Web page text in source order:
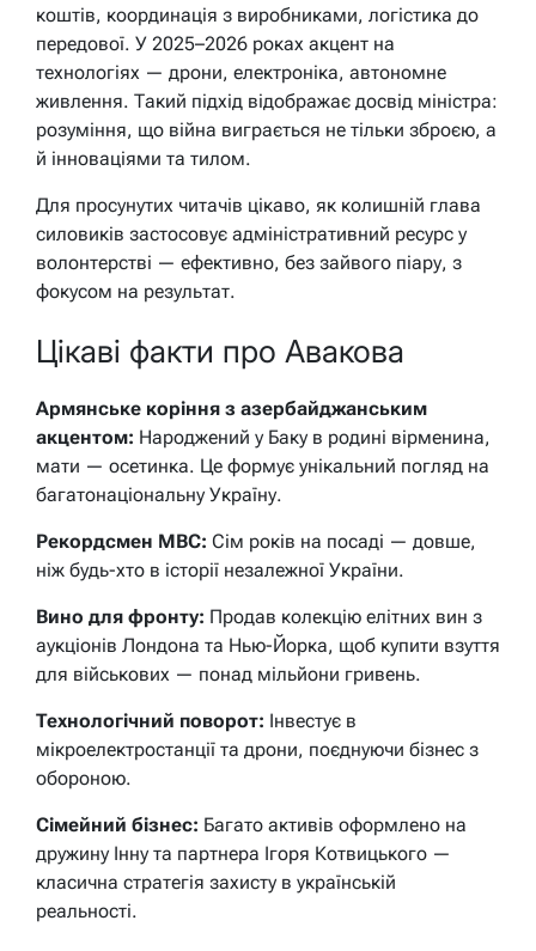
коштів, координація з виробниками, логістика до
передової. У 2025–2026 роках акцент на
технологіях — дрони, електроніка, автономне
живлення. Такий підхід відображає досвід міністра:
розуміння, що війна виграється не тільки зброєю, а
й інноваціями та тилом.
Для просунутих читачів цікаво, як колишній глава
силовиків застосовує адміністративний ресурс у
волонтерстві — ефективно, без зайвого піару, з
фокусом на результат.
Цікаві факти про Авакова
Армянське коріння з азербайджанським
акцентом: Народжений у Баку в родині вірменина,
мати — осетинка. Це формує унікальний погляд на
багатонаціональну Україну.
Рекордсмен МВС: Сім років на посаді — довше,
ніж будь-хто в історії незалежної України.
Вино для фронту: Продав колекцію елітних вин з
аукціонів Лондона та Нью-Йорка, щоб купити взуття
для військових — понад мільйони гривень.
Технологічний поворот: Інвестує в
мікроелектростанції та дрони, поєднуючи бізнес з
обороною.
Сімейний бізнес: Багато активів оформлено на
дружину Інну та партнера Ігоря Котвицького —
класична стратегія захисту в українській
реальності.